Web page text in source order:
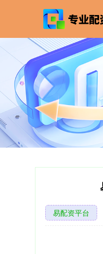
易配资平台